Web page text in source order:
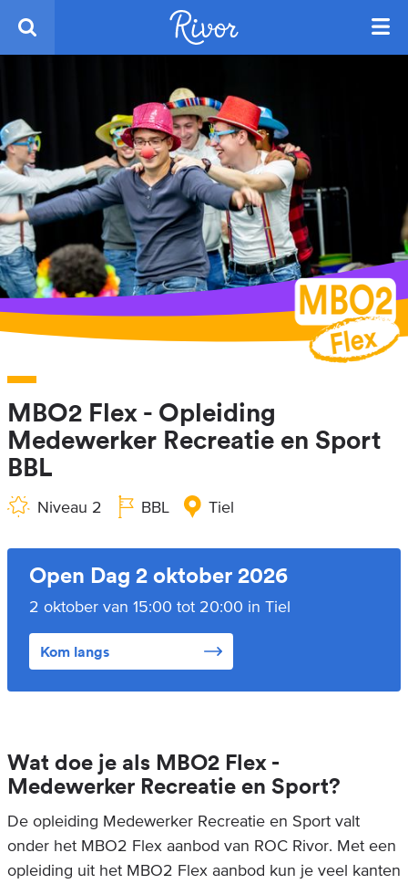
MBO2 Flex - Opleiding
Medewerker Recreatie en Sport
BBL
Niveau 2 BBL Tiel
Open Dag 2 oktober 2026
2 oktober van 15:00 tot 20:00 in Tiel
Kom langs
Wat doe je als MBO2 Flex -
Medewerker Recreatie en Sport?
De opleiding Medewerker Recreatie en Sport valt
onder het MBO2 Flex aanbod van ROC Rivor. Met een
opleiding uit het MBO2 Flex aanbod kun je veel kanten